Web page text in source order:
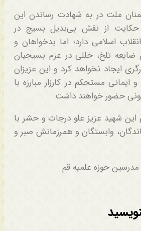
ملت در به شهادت رساندن این
حکایت از نقش بی‌بدیل بسیج در
اسلامی دارد؛ اما بدخواهان و
ضایعه تلخ، خللی در عزم بسیجیان
ایجاد نخواهد کرد و این عزیزان
ایمانی مستحکم در کارزار مبارزه با
حضور خواهند داشت.
این شهید عزیز علو درجات و حشر با
وابستگان و همرزمانش صبر و
حوزه علمیه قم